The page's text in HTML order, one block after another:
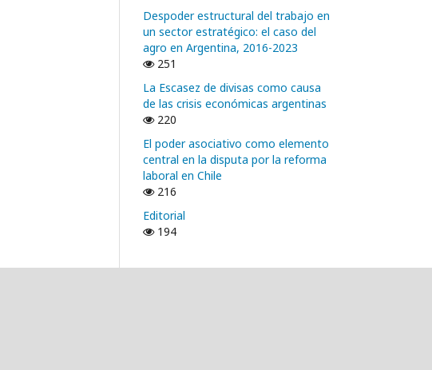
Despoder estructural del trabajo en
un sector estratégico: el caso del
agro en Argentina, 2016-2023
251
La Escasez de divisas como causa
de las crisis económicas argentinas
220
El poder asociativo como elemento
central en la disputa por la reforma
laboral en Chile
216
Editorial
194